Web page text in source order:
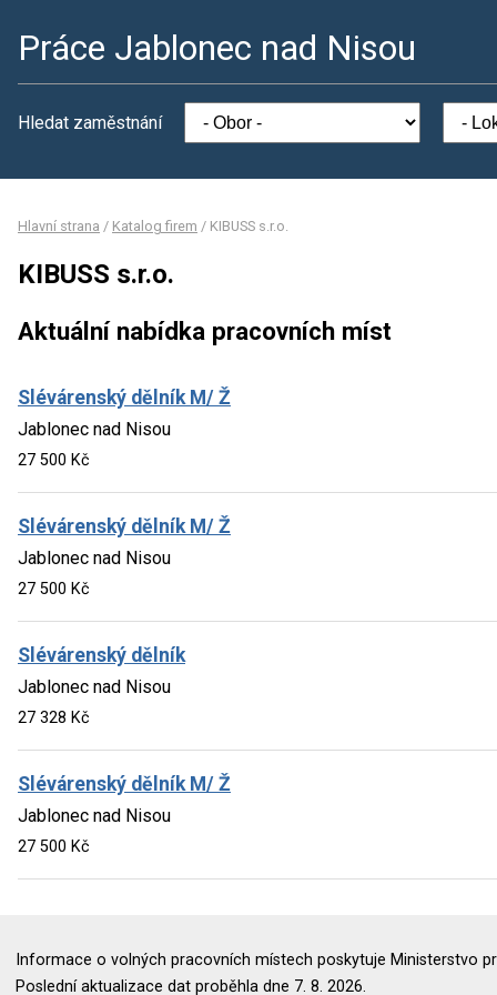
Práce Jablonec nad Nisou
Hledat zaměstnání
Hlavní strana / Katalog firem / KIBUSS s.r.o.
KIBUSS s.r.o.
Aktuální nabídka pracovních míst
Slévárenský dělník M/ Ž
Jablonec nad Nisou
27 500 Kč
Slévárenský dělník M/ Ž
Jablonec nad Nisou
27 500 Kč
Slévárenský dělník
Jablonec nad Nisou
27 328 Kč
Slévárenský dělník M/ Ž
Jablonec nad Nisou
27 500 Kč
Informace o volných pracovních místech poskytuje Ministerstvo
Poslední aktualizace dat proběhla dne 7. 8. 2026.